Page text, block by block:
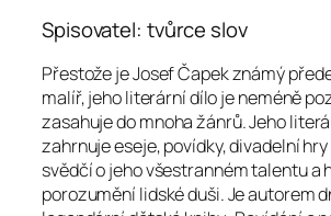
Spisovatel: tvůrce slov
Přestože je Josef Čapek známý
malíř, jeho literární dílo je neméně
zasahuje do mnoha žánrů. Jeho
zahrnuje eseje, povídky, divadelní
svědčí o jeho všestranném talentu a
porozumění lidské duši. Je autorem